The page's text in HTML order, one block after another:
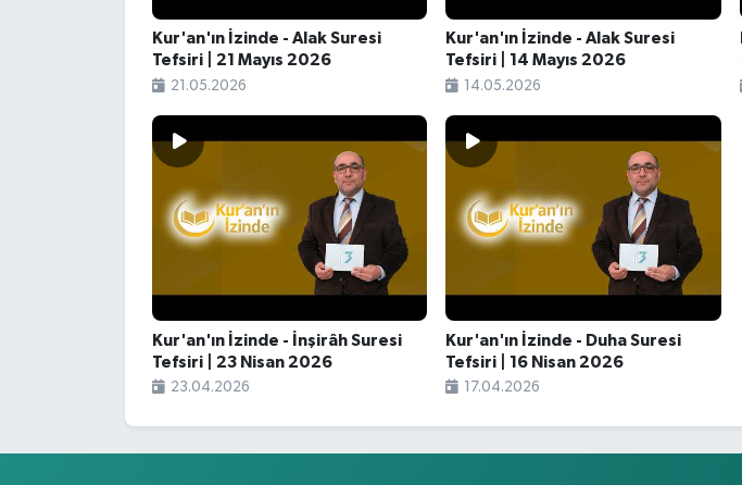
Kur'an'ın İzinde - Alak Suresi
Tefsiri | 21 Mayıs 2026
21.05.2026
Kur'an'ın İzinde - Alak Suresi
Tefsiri | 14 Mayıs 2026
14.05.2026
Kur'an'ın İzinde - İnşirâh Suresi
Tefsiri | 23 Nisan 2026
23.04.2026
Kur'an'ın İzinde - Duha Suresi
Tefsiri | 16 Nisan 2026
17.04.2026